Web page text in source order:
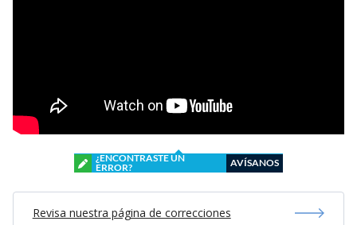
¿ENCONTRASTE UN
ERROR?
AVÍSANOS
Revisa nuestra página de correcciones